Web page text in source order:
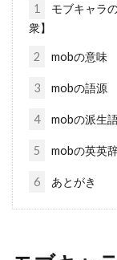
1
モブキャラ
衆】
2 mobの意味
3 mobの語源
4 mobの派生
5 mobの英英
6 あとがき